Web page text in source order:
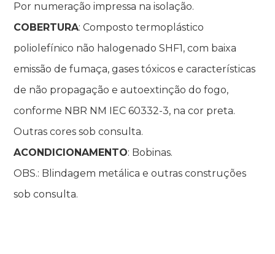
Por numeração impressa na isolação.
COBERTURA: Composto termoplástico
poliolefínico não halogenado SHF1, com baixa
emissão de fumaça, gases tóxicos e características
de não propagação e autoextinção do fogo,
conforme NBR NM IEC 60332-3, na cor preta.
Outras cores sob consulta.
ACONDICIONAMENTO: Bobinas.
OBS.: Blindagem metálica e outras construções
sob consulta.